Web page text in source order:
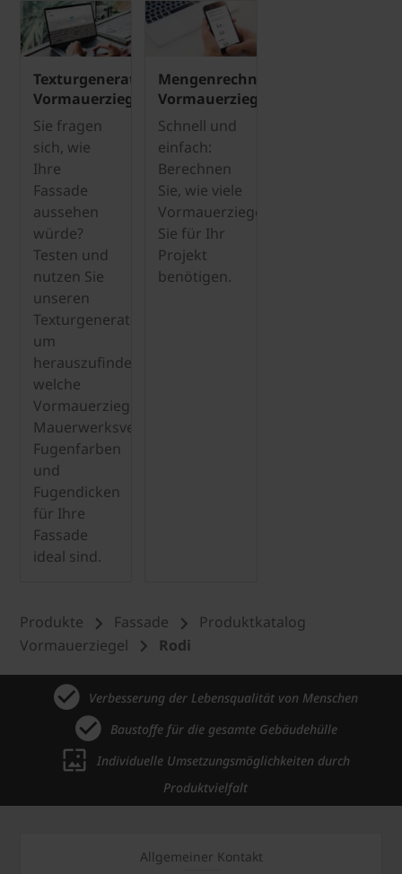
Texturgenerator
Vormauerziegel
Sie fragen
sich, wie
Ihre
Fassade
aussehen
würde?
Testen und
nutzen Sie
unseren
Texturgenerator,
um
herauszufinden,
welche
Vormauerziegel,
Mauerwerksverbindungen,
Fugenfarben
und
Fugendicken
für Ihre
Fassade
ideal sind.
Mengenrechner
Vormauerziegel
Schnell und
einfach:
Berechnen
Sie, wie viele
Vormauerziegel
Sie für Ihr
Projekt
benötigen.
Produkte Fassade
Produktkatalog
Vormauerziegel
Rodi
Verbesserung der Lebensqualität von Menschen
Baustoffe für die gesamte Gebäudehülle
Individuelle Umsetzungsmöglichkeiten durch
Produktvielfalt
Allgemeiner Kontakt